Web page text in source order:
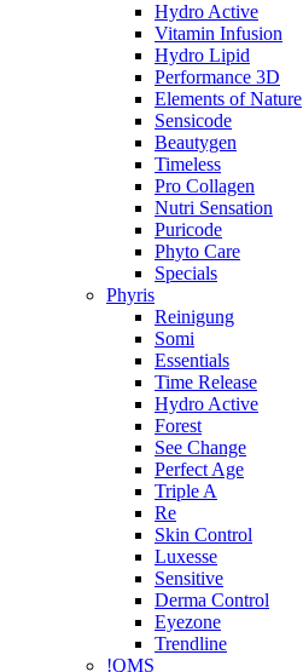
Hydro Active
Vitamin Infusion
Hydro Lipid
Performance 3D
Elements of Nature
Sensicode
Beautygen
Timeless
Pro Collagen
Nutri Sensation
Puricode
Phyto Care
Specials
Phyris
Reinigung
Somi
Essentials
Time Release
Hydro Active
Forest
See Change
Perfect Age
Triple A
Re
Skin Control
Luxesse
Sensitive
Derma Control
Eyezone
Trendline
!QMS